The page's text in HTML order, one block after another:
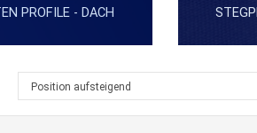
PROFILE - DACH
Position aufsteigend